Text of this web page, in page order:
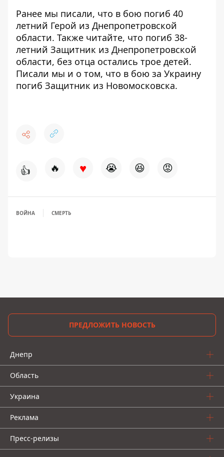
Ранее мы писали, что в бою погиб 40
летний Герой из Днепропетровской
области. Также читайте, что погиб 38-
летний Защитник из Днепропетровской
области, без отца остались трое детей.
Писали мы и о том, что в бою за Украину
погиб Защитник из Новомосковска.
👍 🔥 ♥ 😭 😆 😡
ВОЙНА СМЕРТЬ
ПРЕДЛОЖИТЬ НОВОСТЬ
Днепр
Область
Украина
Реклама
Пресс-релизы